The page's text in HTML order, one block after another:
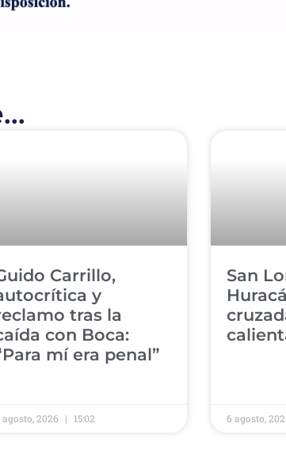
Carrillo,
y
tras la
con Boca:
mí era penal”
agosto, 2026 15:02
​San
6 agosto,